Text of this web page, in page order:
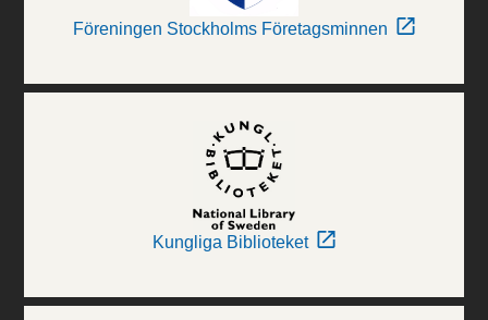
Föreningen Stockholms Företagsminnen
Kungliga Biblioteket